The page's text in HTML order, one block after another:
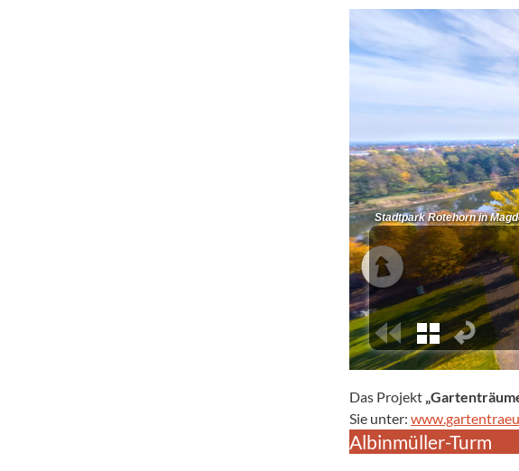
Das Projekt
Sie unter:
Albinmüller-Turm